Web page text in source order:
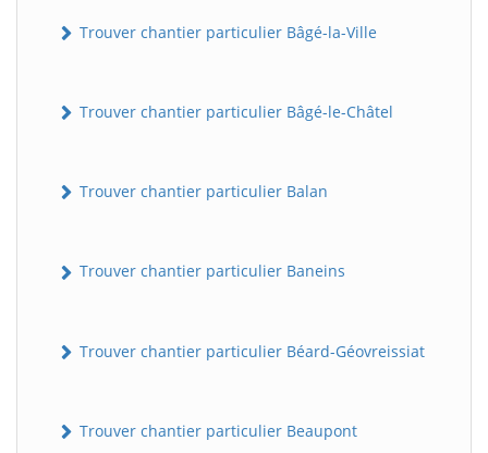
Trouver chantier particulier Bâgé-la-Ville
Trouver chantier particulier Bâgé-le-Châtel
Trouver chantier particulier Balan
Trouver chantier particulier Baneins
Trouver chantier particulier Béard-Géovreissiat
Trouver chantier particulier Beaupont